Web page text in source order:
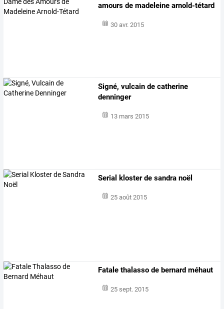
amours de madeleine arnold-tétard
30 avr. 2015
Signé, vulcain de catherine
denninger
13 mars 2015
Serial kloster de sandra noël
25 août 2015
Fatale thalasso de bernard méhaut
25 sept. 2015